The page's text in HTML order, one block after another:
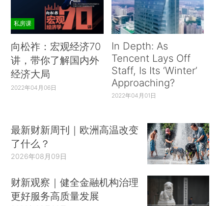
私房课
向松祚：宏观经济70
讲，带你了解国内外
经济大局
2022年04月06日
In Depth: As
Tencent Lays Off
Staff, Is Its ‘Winter’
Approaching?
2022年04月01日
最新财新周刊｜欧洲高温改变
了什么？
2026年08月09日
财新观察｜健全金融机构治理
更好服务高质量发展